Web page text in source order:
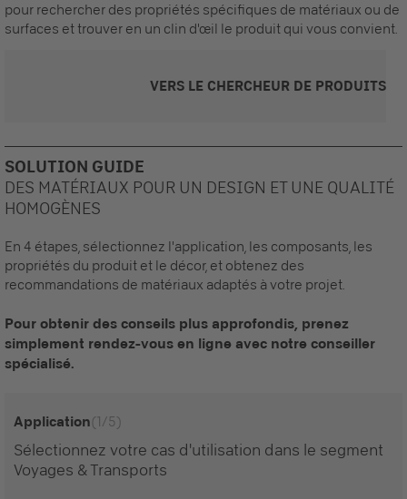
pour rechercher des propriétés spécifiques de matériaux ou de
surfaces et trouver en un clin d'œil le produit qui vous convient.
VERS LE CHERCHEUR DE PRODUITS
SOLUTION GUIDE
DES MATÉRIAUX POUR UN DESIGN ET UNE QUALITÉ
HOMOGÈNES
En 4 étapes, sélectionnez l'application, les composants, les
propriétés du produit et le décor, et obtenez des
recommandations de matériaux adaptés à votre projet.
Pour obtenir des conseils plus approfondis, prenez
simplement rendez-vous en ligne avec notre conseiller
spécialisé.
Application(1/5)
Sélectionnez votre cas d'utilisation dans le segment
Voyages & Transports